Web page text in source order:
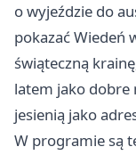
o wyjeździe do
pokazać Wiedeń
świąteczną
latem jako dobre
jesienią jako
W programie są